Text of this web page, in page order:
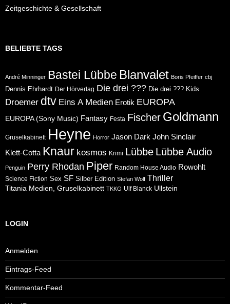
Zeitgeschichte & Gesellschaft
BELIEBTE TAGS
André Minninger Bastei Lübbe Blanvalet Boris Pfeiffer cbj
Dennis Ehrhardt Der Hörverlag Die drei ??? Die drei ??? Kids
Droemer dtv Eins A Medien Erotik EUROPA
EUROPA (Sony Music) Fantasy Festa Fischer Goldmann
Gruselkabinett Heyne Horror Jason Dark John Sinclair
Klett-Cotta Knaur kosmos Krimi Lübbe Lübbe Audio
Penguin Perry Rhodan Piper Random House Audio Rowohlt
Science Fiction Sex SF Silber Edition Stefan Wolf Thriller
Titania Medien, Gruselkabinett TKKG Ulf Blanck Ullstein
LOGIN
Anmelden
Eintrags-Feed
Kommentar-Feed